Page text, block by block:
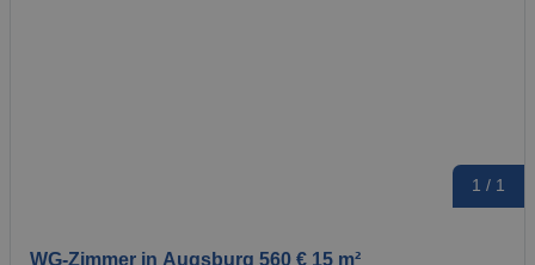
1 / 1
WG-Zimmer in Augsburg 560 € 15 m²